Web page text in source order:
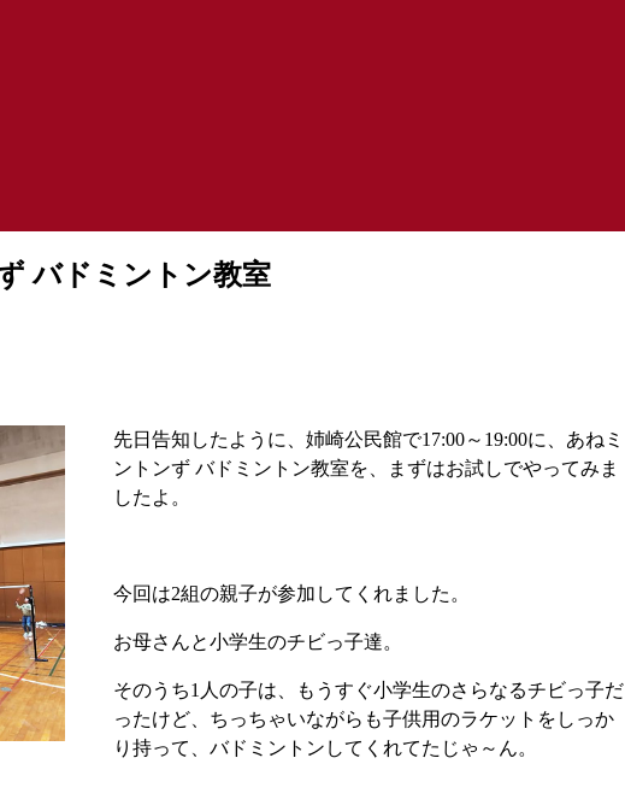
バドミントン教室
先日告知したように、姉崎公民館で17:00～19:00に、あねミ
ントンず バドミントン教室を、まずはお試しでやってみま
したよ。
今回は2組の親子が参加してくれました。
お母さんと小学生のチビっ子達。
そのうち1人の子は、もうすぐ小学生のさらなるチビっ子だ
ったけど、ちっちゃいながらも子供用のラケットをしっか
り持って、バドミントンしてくれてたじゃ～ん。